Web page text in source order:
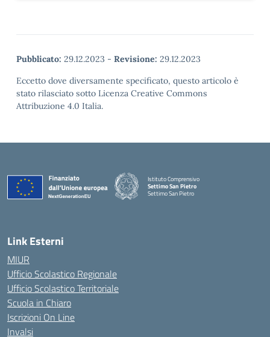
Pubblicato: 29.12.2023 - Revisione: 29.12.2023
Eccetto dove diversamente specificato, questo articolo è
stato rilasciato sotto Licenza Creative Commons
Attribuzione 4.0 Italia.
Istituto Comprensivo
Settimo San Pietro
Settimo San Pietro
Link Esterni
MIUR
Ufficio Scolastico Regionale
Ufficio Scolastico Territoriale
Scuola in Chiaro
Iscrizioni On Line
Invalsi